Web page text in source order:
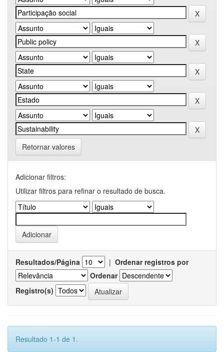
Retornar valores
Adicionar filtros:
Utilizar filtros para refinar o resultado de busca.
Resultados/Página | Ordenar registros por
Ordenar
Registro(s)
Resultado 1-1 de 1.